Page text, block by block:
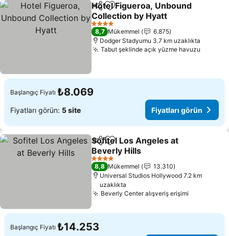
PaylaşFavorilerime ekle
Hotel Figueroa, Unbound
Collection by Hyatt
Fiyatları görün
4 Yıldız
8,7 Mükemmel
6.875
Dodger Stadyumu 3.7 km uzaklıkta
Tabut şeklinde açık yüzme havuzu
Başlangıç Fiyatı ₺8.069
Fiyatları görün: 5 site Fiyatları görün
PaylaşFavorilerime ekle
Sofitel Los Angeles at
Beverly Hills
Fiyatları görün
4 Yıldız
8,8 Mükemmel
13.310
Universal Studios Hollywood 7.2 km
uzaklıkta
Beverly Center alışveriş erişimi
Başlangıç Fiyatı ₺14.253